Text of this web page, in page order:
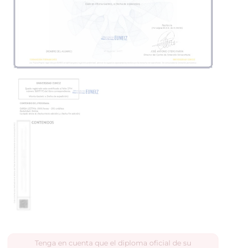
Tenga en cuenta que el diploma oficial de su